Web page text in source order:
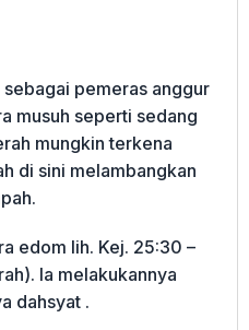
pemeras anggur
musuh seperti sedang
mungkin terkena
di sini melambangkan
edom lih. Kej. 25:30 –
Ia melakukannya
dahsyat .